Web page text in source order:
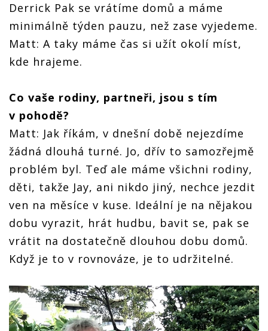
Derrick Pak se vrátíme domů a máme
minimálně týden pauzu, než zase vyjedeme.
Matt: A taky máme čas si užít okolí míst,
kde hrajeme.
Co vaše rodiny, partneři, jsou s tím
v pohodě?
Matt: Jak říkám, v dnešní době nejezdíme
žádná dlouhá turné. Jo, dřív to samozřejmě
problém byl. Teď ale máme všichni rodiny,
děti, takže Jay, ani nikdo jiný, nechce jezdit
ven na měsíce v kuse. Ideální je na nějakou
dobu vyrazit, hrát hudbu, bavit se, pak se
vrátit na dostatečně dlouhou dobu domů.
Když je to v rovnováze, je to udržitelné.